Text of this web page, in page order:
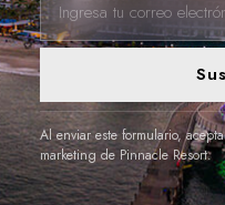
Al enviar este formulario,
marketing de Pinnacle Resort.